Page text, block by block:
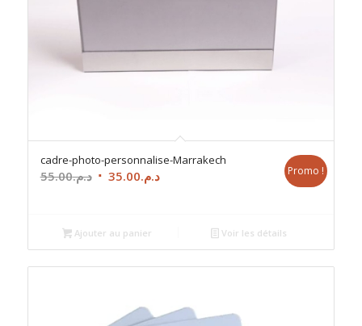
cadre-photo-personnalise-Marrakech
د.م.55.00
Le
était :
د.م.55.00.
د.م.35.00
Le
د.م.35.00.
Promo !
Ajouter au panier Voir les détails